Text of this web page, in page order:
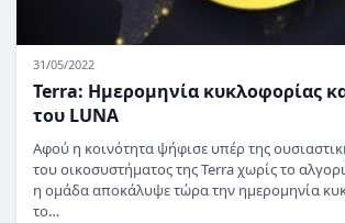
31/05/2022
Terra: Ημερομηνία κυκλοφορίας
του LUNA
Αφού η κοινότητα ψήφισε υπέρ της
του οικοσυστήματος της Terra χωρίς το
η ομάδα αποκάλυψε τώρα την ημερομηνία
το…